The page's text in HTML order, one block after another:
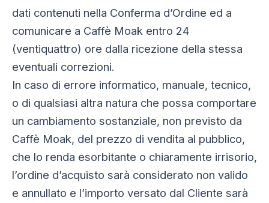
dati contenuti nella Conferma d’Ordine ed a
comunicare a Caffè Moak entro 24
(ventiquattro) ore dalla ricezione della stessa
eventuali correzioni.
In caso di errore informatico, manuale, tecnico,
o di qualsiasi altra natura che possa comportare
un cambiamento sostanziale, non previsto da
Caffè Moak, del prezzo di vendita al pubblico,
che lo renda esorbitante o chiaramente irrisorio,
l’ordine d’acquisto sarà considerato non valido
e annullato e l’importo versato dal Cliente sarà